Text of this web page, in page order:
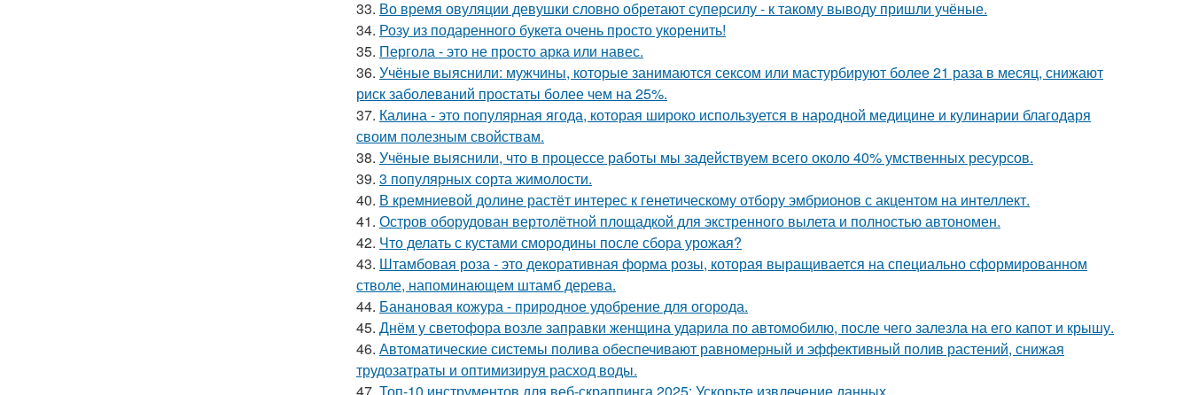
33. Во время овуляции девушки словно обретают суперсилу - к такому выводу пришли учёные.
34. Розу из подаренного букета очень просто укoренить!
35. Пергола - это не просто арка или навес.
36. Учёные выяснили: мужчины, которые занимаются сексом или мастурбируют более 21 раза в месяц, снижают
риск заболеваний простаты более чем на 25%.
37. Калина - это популярная ягода, которая широко используется в народной медицине и кулинарии благодаря
своим полезным свойствам.
38. Учёные выяснили, что в процессе работы мы задействуем всего около 40% умственных ресурсов.
39. 3 популярных сорта жимолости.
40. В кремниевой долине растёт интерес к генетическому отбору эмбрионов с акцентом на интеллект.
41. Остров оборудован вертолётной площадкой для экстренного вылета и полностью автономен.
42. Что делать с кустами смородины после сбора урожая?
43. Штамбовая роза - это декоративная форма розы, которая выращивается на специально сформированном
стволе, напоминающем штамб дерева.
44. Банановая кожура - природное удобрение для огорода.
45. Днём у светофора возле заправки женщина ударила по автомобилю, после чего залезла на его капот и крышу.
46. Автоматические системы полива обеспечивают равномерный и эффективный полив растений, снижая
трудозатраты и оптимизируя расход воды.